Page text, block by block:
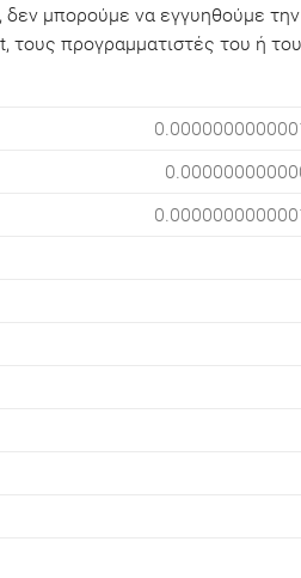
μπορούμε να εγγυηθούμε
τους προγραμματιστές του ή